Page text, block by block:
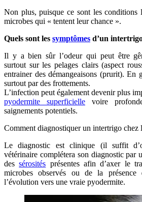
Non plus, puisque ce sont les conditions
microbes qui « tentent leur chance ».
Quels sont les symptômes d’un
Il y a bien sûr l’odeur qui peut être
surtout sur les pelages clairs (aspect
entrainer des démangeaisons (prurit). En
surtout par des frottements.
L’infection peut également devenir plus
pyodermite superficielle voire
saignements potentiels.
Comment diagnostiquer un intertrigo chez
Le diagnostic est clinique (il suffit
vétérinaire complétera son diagnostic par
dessérosités présentes afin d’axer le
microbes observés ou de la
l’évolution vers une vraie pyodermite.